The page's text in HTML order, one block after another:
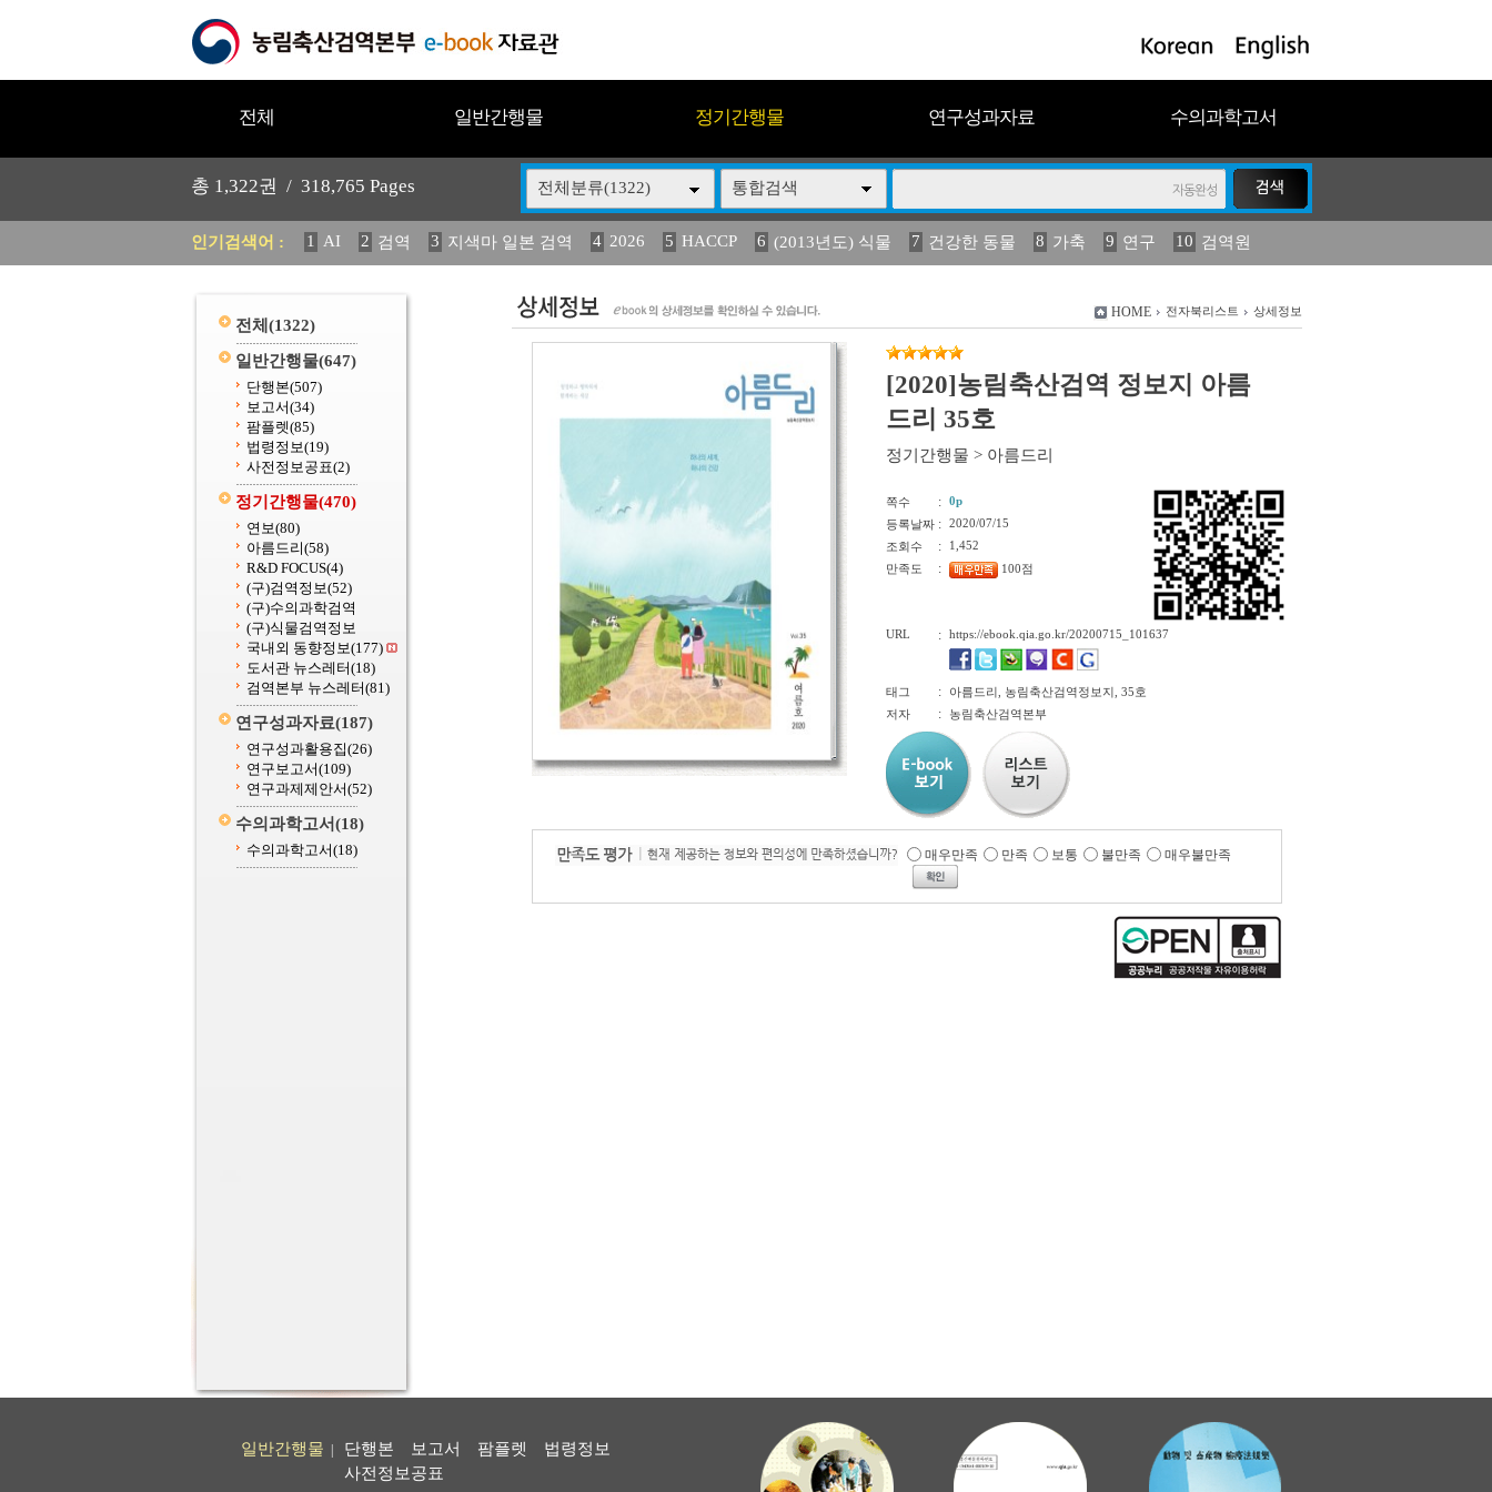
전체 일반간행물 정기간행물 연구성과자료 수의과학고서
총 1,322권 / 318,765 Pages 전체분류(1322) 통합검색
인기검색어 : 1 AI 2 검역 3 지색마 일본 검역 4 2026 5 HACCP 6 (2013년도) 식물 7 건강한 동물 8 가축 9 연구 10 검역원
11 2025 12 중독성 식물 도감 13 媛 異 14 (2013년도) 식 15 구제역 16 관리 17 연보 18 농림수산 19 2023
전체 (1322)
일반간행물(647)
단행본(507)
보고서(34)
팜플렛(85)
법령정보(19)
사전정보공표(2)
정기간행물(470)
연보(80)
아름드리(58)
R&D FOCUS(4)
(구)검역정보(52)
(구)수의과학검역
(구)식물검역정보
국내외 동향정보(177)
도서관 뉴스레터(18)
검역본부 뉴스레터(81)
연구성과자료(187)
연구성과활용집(26)
연구보고서(109)
연구과제제안서(52)
수의과학고서(18)
수의과학고서(18)
HOME 전자북리스트 상세정보
[2020]농림축산검역 정보지 아름
드리 35호
정기간행물 > 아름드리
쪽수 :
0p
등록날짜 :
2020/07/15
조회수
:
1,452
만족도
: 100점
URL : https://ebook.qia.go.kr/20200715_101637
태그 :
아름드리, 농림축산검역정보지, 35호
저자
: 농림축산검역본부
매우만족 만족 보통 불만족 매우불만족
일반간행물 단행본 보고서 팜플렛
법령정보
사전정보공표